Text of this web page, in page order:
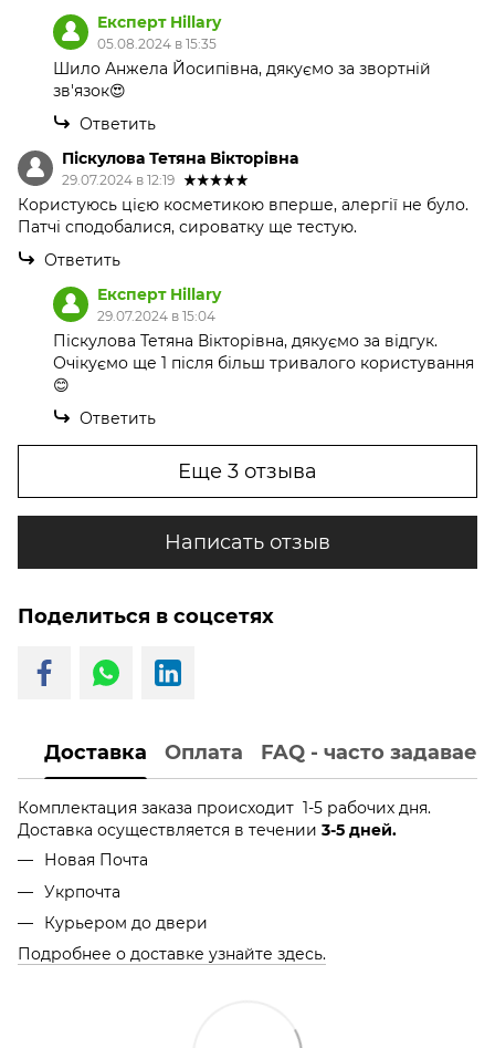
Експерт Hillary
05.08.2024 в 15:35
Шило Анжела Йосипівна, дякуємо за звортній
зв'язок😍
Ответить
Піскулова Тетяна Вікторівна
29.07.2024 в 12:19
Користуюсь цією косметикою вперше, алергії не було.
Патчі сподобалися, сироватку ще тестую.
Ответить
Експерт Hillary
29.07.2024 в 15:04
Піскулова Тетяна Вікторівна, дякуємо за відгук.
Очікуємо ще 1 після більш тривалого користування
😊
Ответить
Еще 3 отзыва
Написать отзыв
Поделиться в соцсетях
Доставка Оплата FAQ - часто
Комплектация заказа происходит 1-5 рабочих дня.
Доставка осуществляется в течении 3-5 дней.
Новая Почта
Укрпочта
Курьером до двери
Подробнее о доставке узнайте здесь.